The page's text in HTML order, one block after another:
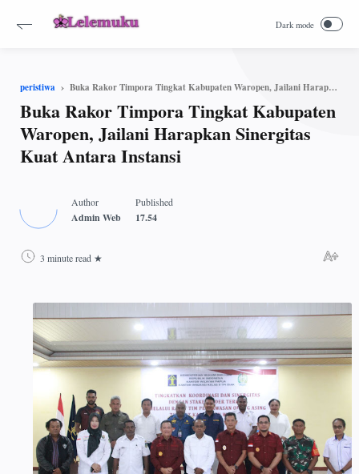
peristiwa Buka Rakor Timpora Tingkat Kabupaten Waropen, Jailani Harapkan Sinergitas Kuat Antara Instansi
Buka Rakor Timpora Tingkat Kabupaten
Waropen, Jailani Harapkan Sinergitas
Kuat Antara Instansi
3 minute read